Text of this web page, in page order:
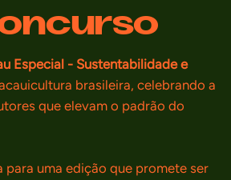
Especial - Sustentabilidade e
brasileira, celebrando a
que elevam o padrão do
para uma edição que promete ser